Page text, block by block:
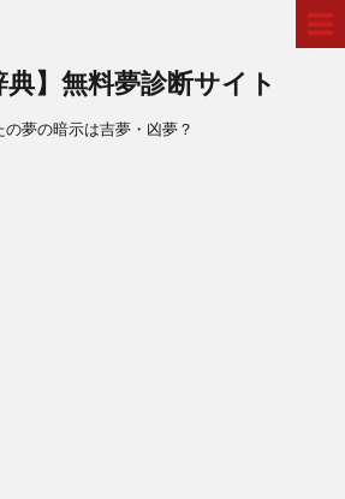
典】無料夢診断サイト
の夢の暗示は吉夢・凶夢？